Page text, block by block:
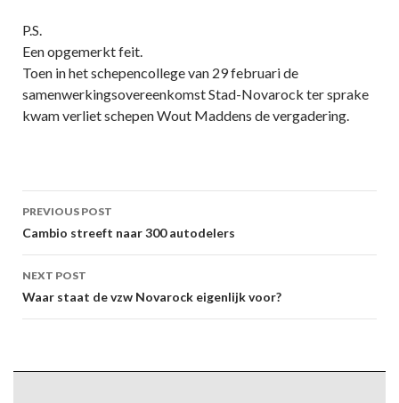
P.S.
Een opgemerkt feit.
Toen in het schepencollege van 29 februari de
samenwerkingsovereenkomst Stad-Novarock ter sprake
kwam verliet schepen Wout Maddens de vergadering.
Post
navigation
PREVIOUS POST
Cambio streeft naar 300 autodelers
NEXT POST
Waar staat de vzw Novarock eigenlijk voor?